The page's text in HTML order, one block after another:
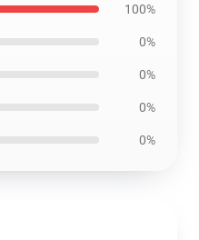
100%
0%
0%
0%
0%